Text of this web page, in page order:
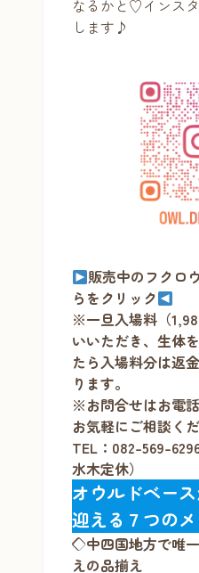
なるかと♡インス
します♪
販売中のフクロ
らをクリック
※一旦入場料（
いいただき、生体
たら入場料分は返
ります。
※お問合せはお電
お気軽にご相談くだ
TEL：082-569-
水木定休）
オウルドベー
迎える７つの
◇中四国地方で唯
えの品揃え